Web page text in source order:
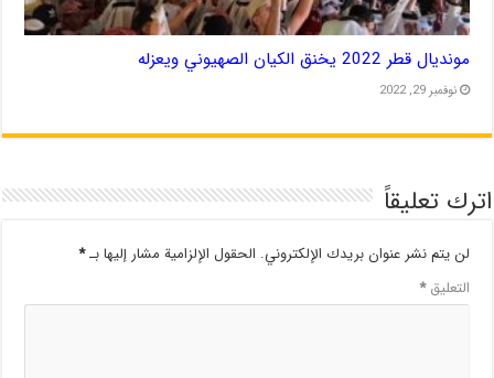
مونديال قطر 2022 يخنق الكيان الصهيوني ويعزله
نوفمبر 29, 2022
اترك تعليقاً
لن يتم نشر عنوان بريدك الإلكتروني. الحقول الإلزامية مشار إليها بـ*
التعليق*